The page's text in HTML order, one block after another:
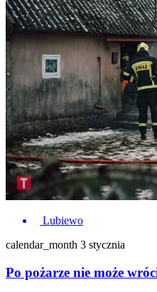
Lubiewo
calendar_month 3 stycznia
Po pożarze nie może